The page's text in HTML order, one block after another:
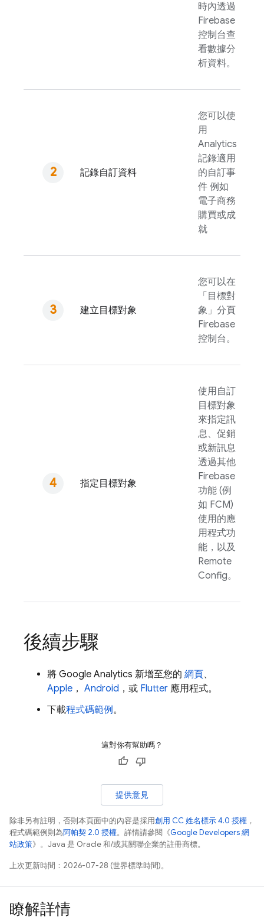
時內透過
Firebase
控制台查
看數據分
析資料。
記錄自訂資料
您可以使
用
Analytics
記錄適用
的自訂事
件 例如
電子商務
購買或成
就
建立目標對象
您可以在
「目標對
象」分頁
Firebase
控制台。
指定目標對象
使用自訂
目標對象
來指定訊
息、促銷
或新訊息
透過其他
Firebase
功能 (例
如 FCM)
使用的應
用程式功
能，以及
Remote
Config。
後續步驟
將 Google Analytics 新增至您的 網頁、
Apple ， Android ，或 Flutter 應用程式。
下載程式碼範例。
這對你有幫助嗎？
提供意見
除非另有註明，否則本頁面中的內容是採用創用 CC 姓名標示 4.0 授權 ，
程式碼範例則為阿帕契 2.0 授權。詳情請參閱《Google Developers 網
站政策》。Java 是 Oracle 和/或其關聯企業的註冊商標。
上次更新時間：2026-07-28 (世界標準時間)。
瞭解詳情